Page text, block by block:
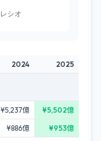
2024 2025
¥5,237億
¥5,502億
¥886億
¥953億